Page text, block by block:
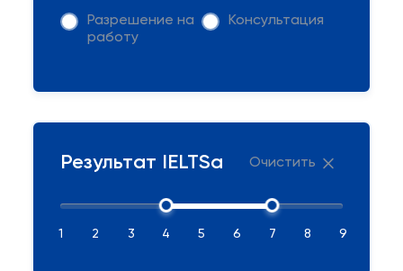
Разрешение на
работу
Консультация
Результат IELTSа Очистить
1 2 3 4 5 6 7 8 9